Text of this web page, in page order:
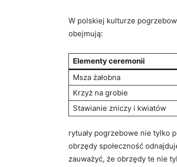
W polskiej kulturze
obejmują:
Elementy ceremonii
Msza żałobna
Krzyż na grobie
Stawianie zniczy i kwiatów
rytuały pogrzebowe nie tylko
obrzędy społeczność
zauważyć, że obrzędy te nie